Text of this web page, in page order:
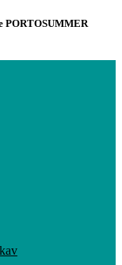
PORTOSUMMER